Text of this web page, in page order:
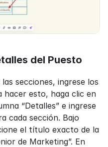
del Puesto
secciones, ingrese los
hacer esto, haga clic en
“Detalles” e ingrese
cada sección. Bajo
el título exacto de la
de Marketing”. En